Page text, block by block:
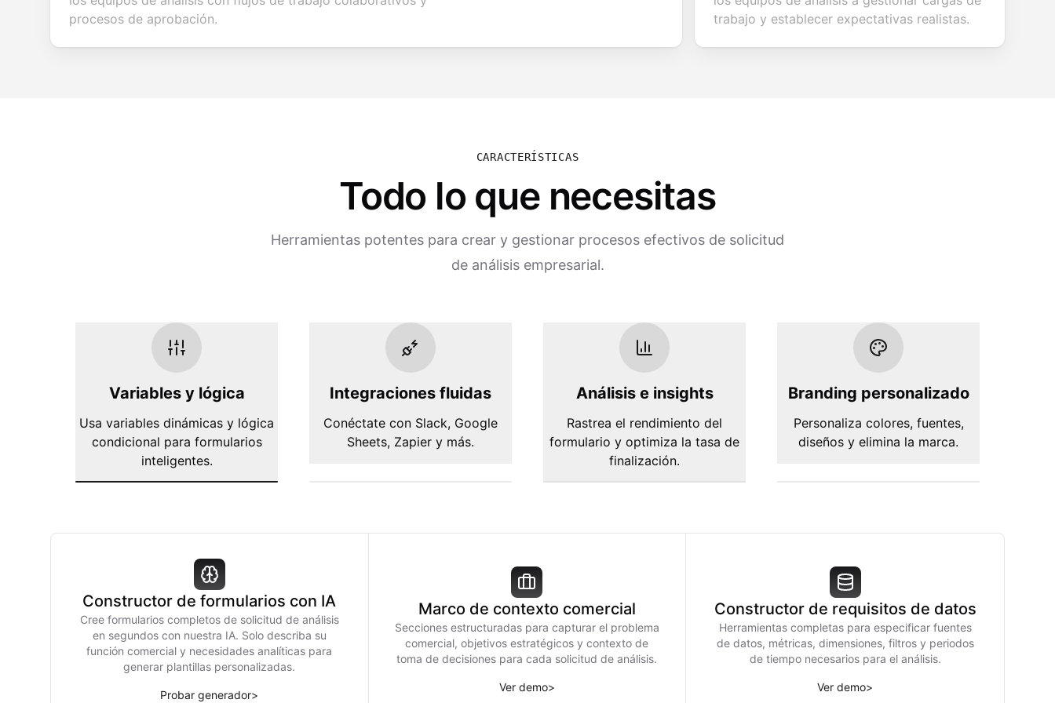
trabajo y establecer expectativas realistas.
procesos de aprobación.
CARACTERÍSTICAS
Todo lo que necesitas
Herramientas potentes para crear y gestionar procesos efectivos de solicitud
de análisis empresarial.
Variables y lógica
Usa variables dinámicas y lógica
condicional para formularios
inteligentes.
Integraciones fluidas
Conéctate con Slack, Google
Sheets, Zapier y más.
Análisis e insights
Rastrea el rendimiento del
formulario y optimiza la tasa de
finalización.
Branding personalizado
Personaliza colores, fuentes,
diseños y elimina la marca.
Constructor de formularios con IA
Cree formularios completos de solicitud de análisis
en segundos con nuestra IA. Solo describa su
función comercial y necesidades analíticas para
generar plantillas personalizadas.
Probar generador>
Marco de contexto comercial
Secciones estructuradas para capturar el problema
comercial, objetivos estratégicos y contexto de
toma de decisiones para cada solicitud de análisis.
Ver demo>
Constructor de requisitos de datos
Herramientas completas para especificar fuentes
de datos, métricas, dimensiones, filtros y periodos
de tiempo necesarios para el análisis.
Ver demo>